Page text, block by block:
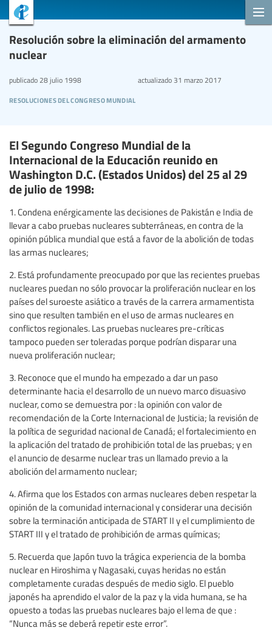
Resolución sobre la eliminación del armamento
nuclear
resoluciones del congreso mundial
publicado 28 julio 1998 actualizado31 marzo 2017
El Segundo Congreso Mundial de la
Internacional de la Educación reunido en
Washington D.C. (Estados Unidos) del 25 al 29
de julio de 1998:
1. Condena enérgicamente las decisiones de Pakistán e India de
llevar a cabo pruebas nucleares subterráneas, en contra de la
opinión pública mundial que está a favor de la abolición de todas
las armas nucleares;
2. Está profundamente preocupado por que las recientes pruebas
nucleares puedan no sólo provocar la proliferación nuclear en los
países del suroeste asiático a través de la carrera armamentista
sino que resulten también en el uso de armas nucleares en
conflictos regionales. Las pruebas nucleares pre-críticas
tampoco pueden ser toleradas porque podrían disparar una
nueva proliferación nuclear;
3. Reconoce que el mundo ha empezado a dar un paso
determinante hacia el desarrollo de un nuevo marco disuasivo
nuclear, como se demuestra por : la opinión con valor de
recomendación de la Corte Internacional de Justicia; la revisión de
la política de seguridad nacional de Canadá; el fortalecimiento en
la aplicación del tratado de prohibición total de las pruebas; y en
el anuncio de desarme nuclear tras un llamado previo a la
abolición del armamento nuclear;
4. Afirma que los Estados con armas nucleares deben respetar la
opinión de la comunidad internacional y considerar una decisión
sobre la terminación anticipada de START II y el cumplimiento de
START III y el tratado de prohibición de armas químicas;
5. Recuerda que Japón tuvo la trágica experiencia de la bomba
nuclear en Hiroshima y Nagasaki, cuyas heridas no están
completamente curadas después de medio siglo. El pueblo
japonés ha aprendido el valor de la paz y la vida humana, se ha
opuesto a todas las pruebas nucleares bajo el lema de que :
“Nunca más se deberá repetir este error”.